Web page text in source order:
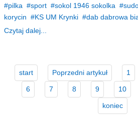
pilka
sport sokol 1946 sokolka
korycin
KS UM Krynki
dab dabrowa
Czytaj dalej...
start Poprzedni artykuł 1
6 7 8 9 10
koniec